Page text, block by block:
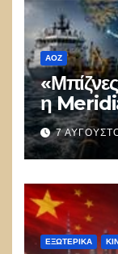
ΑΟΖ
η
7
ΕΞΩΤΕΡΙΚΑ